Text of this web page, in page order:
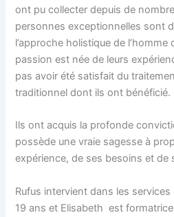
ont pu collecter depuis de
personnes exceptionnelles sont
l’approche holistique de
passion est née de leurs
pas avoir été satisfait du
traditionnel dont ils ont bénéficié.
Ils ont acquis la profonde
possède une vraie sagesse à
expérience, de ses besoins et de
Rufus intervient dans les
19 ans et Elisabeth est